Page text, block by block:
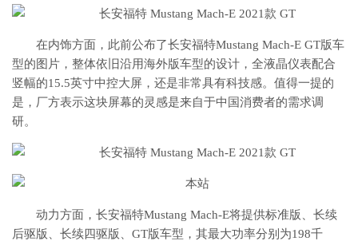
在内饰方面，此前公布了长安福特Mustang Mach-E GT版车
型的图片，整体依旧沿用海外版车型的设计，全液晶仪表配合
竖幅的15.5英寸中控大屏，还是非常具有科技感。值得一提的
是，厂方表示这块屏幕的灵感是来自于中国消费者的需求调
研。
动力方面，长安福特Mustang Mach-E将提供标准版、长续
后驱版、长续四驱版、GT版车型，其最大功率分别为198千